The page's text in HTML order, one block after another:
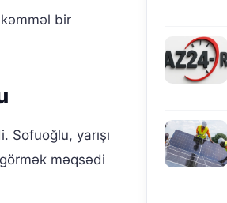
bir
Sofuoğlu, yarışı
məqsədi